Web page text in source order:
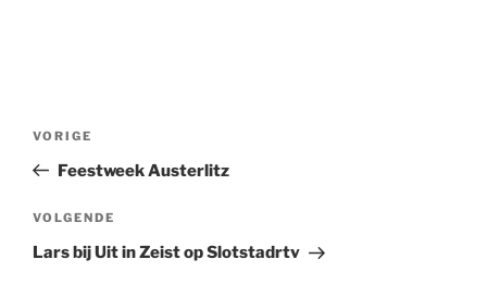
Vorig
bericht
VORIGE
Feestweek Austerlitz
Volgend
bericht
VOLGENDE
Lars bij Uit in Zeist op Slotstadrtv